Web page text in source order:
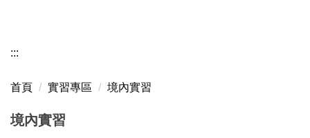
:::
首頁 實習專區 境內實習
境內實習